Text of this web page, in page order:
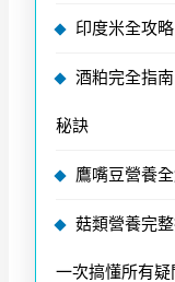
印度米全攻
酒粕完全指
秘訣
鷹嘴豆營養
菇類營養完
一次搞懂所有疑